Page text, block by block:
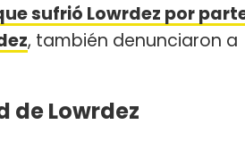
sufrió Lowrdez por
, también denunciaron a
de Lowrdez